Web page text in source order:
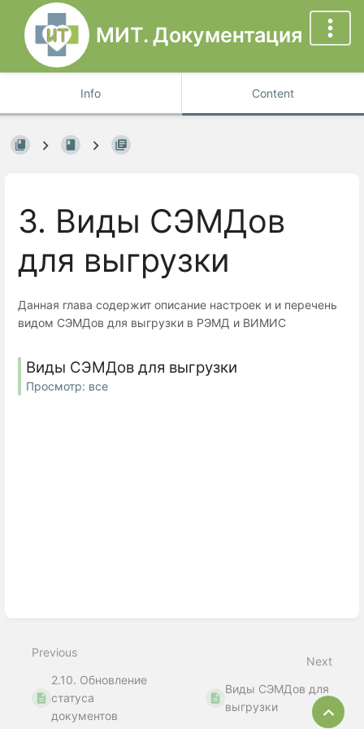
МИТ. Документация
Info Content
3. Виды СЭМДов
для выгрузки
Данная глава содержит описание настроек и и перечень
видом СЭМДов для выгрузки в РЭМД и ВИМИС
Виды СЭМДов для выгрузки
Просмотр: все
Previous
2.10. Обновление
статуса
документов
Next
Виды СЭМДов для
выгрузки